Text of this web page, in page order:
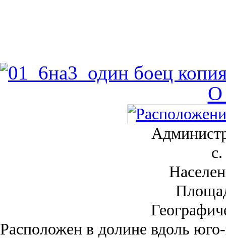
О
Рас­положен в долине вдоль